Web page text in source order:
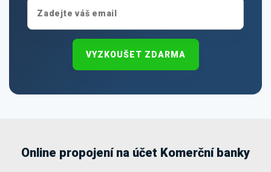
VYZKOUŠET ZDARMA
Online propojení na účet Komerční banky